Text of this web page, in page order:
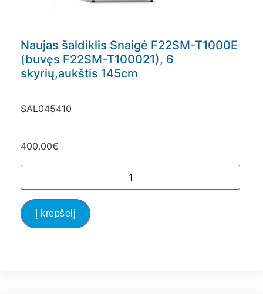
Naujas šaldiklis Snaigė F22SM-T1000E
(buvęs F22SM-T100021), 6
skyrių,aukštis 145cm
SAL045410
400.00€
Į krepšelį